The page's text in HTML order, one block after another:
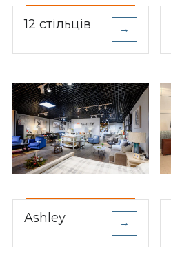
12 стільців →
Ashley →